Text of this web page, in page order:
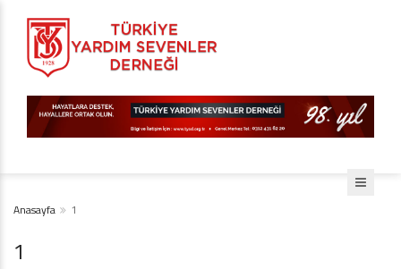
Anasayfa 1
1